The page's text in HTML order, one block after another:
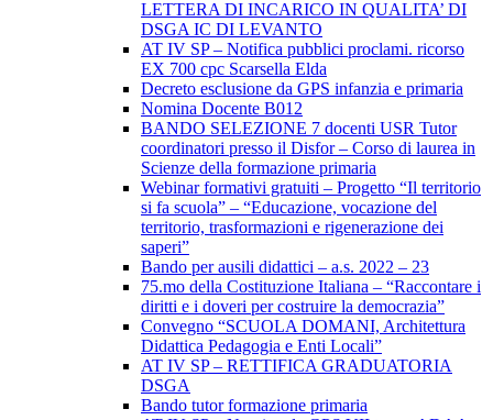
LETTERA DI INCARICO IN QUALITA’ DI
DSGA IC DI LEVANTO
AT IV SP – Notifica pubblici proclami. ricorso
EX 700 cpc Scarsella Elda
Decreto esclusione da GPS infanzia e primaria
Nomina Docente B012
BANDO SELEZIONE 7 docenti USR Tutor
coordinatori presso il Disfor – Corso di laurea in
Scienze della formazione primaria
Webinar formativi gratuiti – Progetto “Il territorio
si fa scuola” – “Educazione, vocazione del
territorio, trasformazioni e rigenerazione dei
saperi”
Bando per ausili didattici – a.s. 2022 – 23
75.mo della Costituzione Italiana – “Raccontare i
diritti e i doveri per costruire la democrazia”
Convegno “SCUOLA DOMANI, Architettura
Didattica Pedagogia e Enti Locali”
AT IV SP – RETTIFICA GRADUATORIA
DSGA
Bando tutor formazione primaria